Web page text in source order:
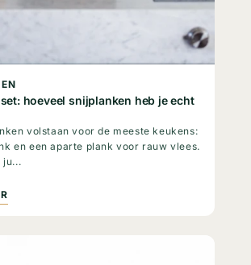
hoeveel snijplanken heb je echt
volstaan voor de meeste keukens:
en een aparte plank voor rauw vlees.
ju...